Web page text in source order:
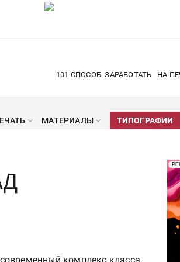
101 СПОСОБ ЗАРАБОТАТЬ НА
МАТЕРИАЛЫ ТИПОГРАФИИ